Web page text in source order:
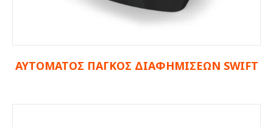
ΑΥΤΟΜΑΤΟΣ ΠΑΓΚΟΣ ΔΙΑΦΗΜΙΣΕΩΝ SWIFT